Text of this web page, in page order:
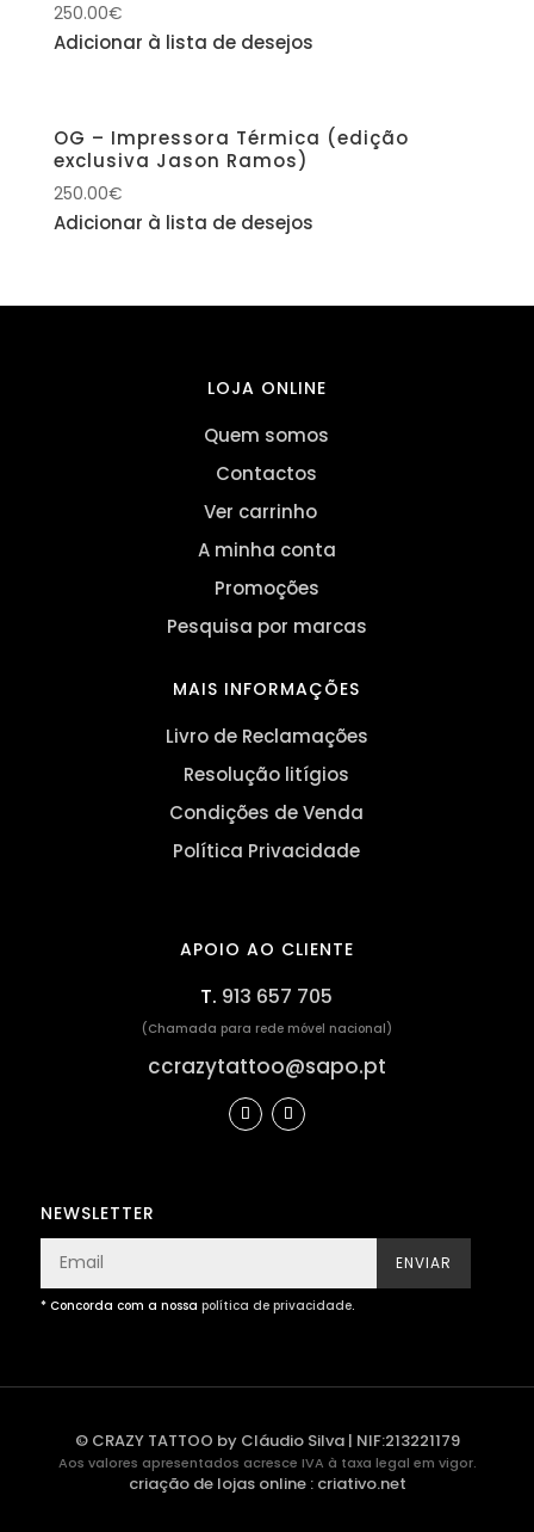
250.00€
Adicionar à lista de desejos
OG – Impressora Térmica (edição
exclusiva Jason Ramos)
250.00€
Adicionar à lista de desejos
LOJA ONLINE
Quem somos
Contactos
Ver carrinho
A minha conta
Promoções
Pesquisa por marcas
MAIS INFORMAÇÕES
Livro de Reclamações
Resolução litígios
Condições de Venda
Política Privacidade
APOIO AO CLIENTE
T. 913 657 705
(Chamada para rede móvel nacional)
ccrazytattoo@sapo.pt
NEWSLETTER
ENVIAR
* Concorda com a nossa política de privacidade.
© CRAZY TATTOO by Cláudio Silva | NIF:213221179
Aos valores apresentados acresce IVA à taxa legal em vigor.
criação de lojas online: criativo.net